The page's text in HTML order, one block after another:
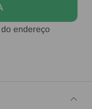
endereço